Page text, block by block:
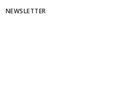
NEWSLETTER